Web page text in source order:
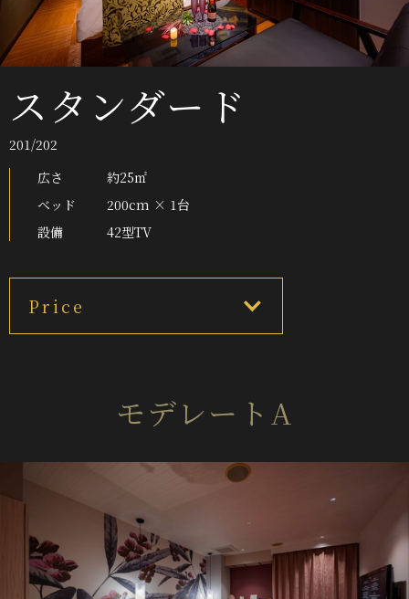
スタンダード
201/202
広さ
約25㎡
ベッド
200cm × 1台
設備
42型TV
Price
モデレートA